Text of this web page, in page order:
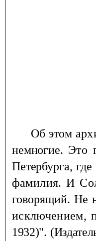
Об этом
немногие. Это
Петербурга,
фамилия. И
говорящий. Не
исключением,
1932)".